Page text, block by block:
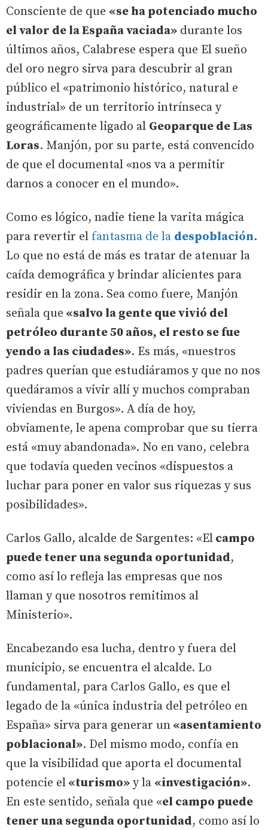
Consciente de que «se ha potenciado mucho
el valor de la España vaciada» durante los
últimos años, Calabrese espera que El sueño
del oro negro sirva para descubrir al gran
público el «patrimonio histórico, natural e
industrial» de un territorio intrínseca y
geográficamente ligado al Geoparque de Las
Loras. Manjón, por su parte, está convencido
de que el documental «nos va a permitir
darnos a conocer en el mundo».
Como es lógico, nadie tiene la varita mágica
para revertir el fantasma de la despoblación.
Lo que no está de más es tratar de atenuar la
caída demográfica y brindar alicientes para
residir en la zona. Sea como fuere, Manjón
señala que «salvo la gente que vivió del
petróleo durante 50 años, el resto se fue
yendo a las ciudades». Es más, «nuestros
padres querían que estudiáramos y que no nos
quedáramos a vivir allí y muchos compraban
viviendas en Burgos». A día de hoy,
obviamente, le apena comprobar que su tierra
está «muy abandonada». No en vano, celebra
que todavía queden vecinos «dispuestos a
luchar para poner en valor sus riquezas y sus
posibilidades».
Carlos Gallo, alcalde de Sargentes: «El campo
puede tener una segunda oportunidad,
como así lo refleja las empresas que nos
llaman y que nosotros remitimos al
Ministerio».
Encabezando esa lucha, dentro y fuera del
municipio, se encuentra el alcalde. Lo
fundamental, para Carlos Gallo, es que el
legado de la «única industria del petróleo en
España» sirva para generar un «asentamiento
poblacional». Del mismo modo, confía en
que la visibilidad que aporta el documental
potencie el «turismo» y la «investigación».
En este sentido, señala que «el campo puede
tener una segunda oportunidad, como así lo